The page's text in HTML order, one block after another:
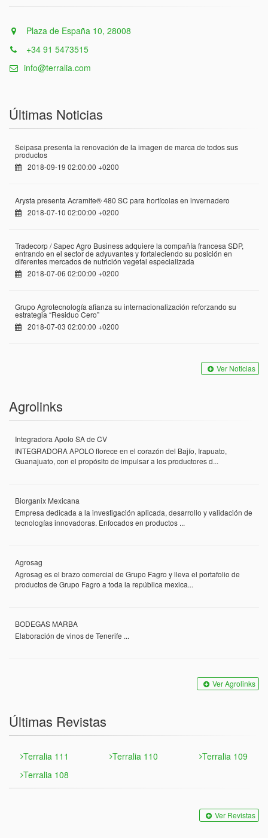
Plaza de España 10, 28008
+34 91 5473515
info@terralia.com
Últimas Noticias
Seipasa presenta la renovación de la imagen de marca de todos sus
productos
2018-09-19 02:00:00 +0200
Arysta presenta Acramite® 480 SC para hortícolas en invernadero
2018-07-10 02:00:00 +0200
Tradecorp / Sapec Agro Business adquiere la compañía francesa SDP,
entrando en el sector de adyuvantes y fortaleciendo su posición en
diferentes mercados de nutrición vegetal especializada
2018-07-06 02:00:00 +0200
Grupo Agrotecnología afianza su internacionalización reforzando su
estrategia “Residuo Cero”
2018-07-03 02:00:00 +0200
Ver Noticias
Agrolinks
Integradora Apolo SA de CV
INTEGRADORA APOLO florece en el corazón del Bajío, Irapuato,
Guanajuato, con el propósito de impulsar a los productores d...
Biorganix Mexicana
Empresa dedicada a la investigación aplicada, desarrollo y validación de
tecnologías innovadoras. Enfocados en productos ...
Agrosag
Agrosag es el brazo comercial de Grupo Fagro y lleva el portafolio de
productos de Grupo Fagro a toda la república mexica...
BODEGAS MARBA
Elaboración de vinos de Tenerife ...
Ver Agrolinks
Últimas Revistas
Terralia 111 Terralia 110
Terralia 109
Terralia 108
Ver Revistas